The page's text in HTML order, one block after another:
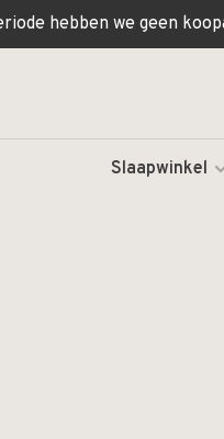
hebben we geen
Slaapwinkel